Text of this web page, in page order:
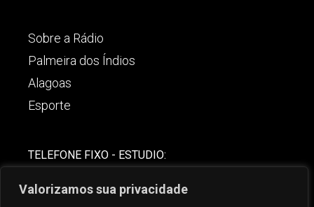
Valorizamos sua privacidade
Sobre a Rádio
Palmeira dos Índios
Alagoas
Esporte
TELEFONE FIXO - ESTUDIO: